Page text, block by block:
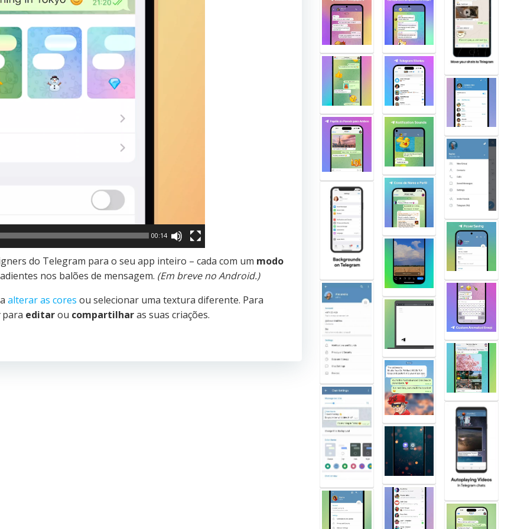
00:14
do Telegram para o seu app inteiro – cada com um modo
nos balões de mensagem. (Em breve no Android.)
alterar as cores ou selecionar uma textura diferente. Para
para editarou compartilharas suas criações.